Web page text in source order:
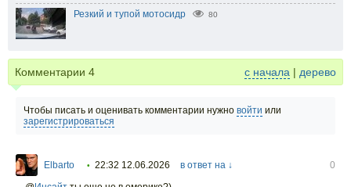
Резкий и тупой мотосидр 80
Комментарии 4 с начала | дерево
Чтобы писать и оценивать комментарии нужно войти или
зарегистрироваться
Elbarto • 22:32 12.06.2026 в ответ на ↓
0